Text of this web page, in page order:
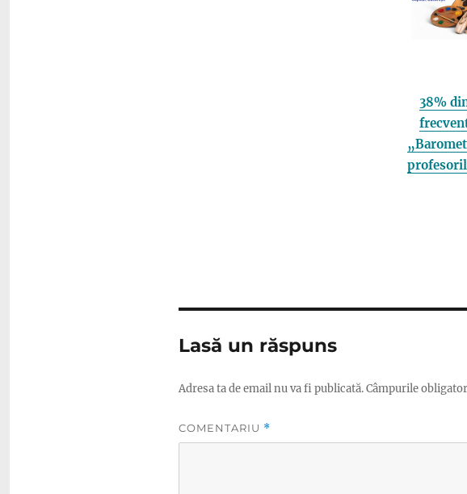
38%
Lasă un răspuns
Adresa ta de email nu va fi publicată.Câmpurile
COMENTARIU *